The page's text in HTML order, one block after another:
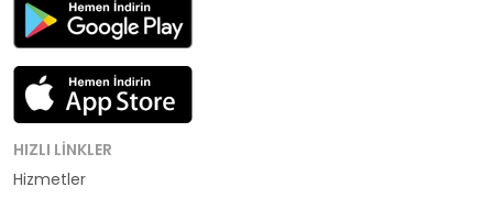
HIZLI LINKLER
Hizmetler